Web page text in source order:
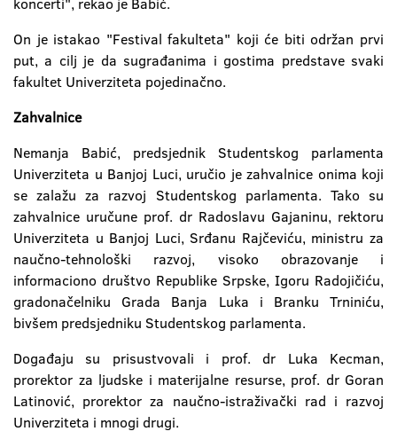
On je istakao "Festival fakulteta" koji će biti održan prvi
put, a cilj je da sugrađanima i gostima predstave svaki
fakultet Univerziteta pojedinačno.
Zahvalnice
Nemanja Babić, predsjednik Studentskog parlamenta
Univerziteta u Banjoj Luci, uručio je zahvalnice onima koji
se zalažu za razvoj Studentskog parlamenta. Tako su
zahvalnice uručune prof. dr Radoslavu Gajaninu, rektoru
Univerziteta u Banjoj Luci, Srđanu Rajčeviću, ministru za
naučno-tehnološki razvoj, visoko obrazovanje i
informaciono društvo Republike Srpske, Igoru Radojičiću,
gradonačelniku Grada Banja Luka i Branku Trniniću,
bivšem predsjedniku Studentskog parlamenta.
Događaju su prisustvovali i prof. dr Luka Kecman,
prorektor za ljudske i materijalne resurse, prof. dr Goran
Latinović, prorektor za naučno-istraživački rad i razvoj
Univerziteta i mnogi drugi.